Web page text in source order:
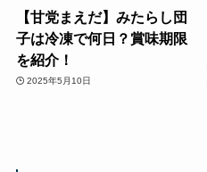
【甘党まえだ】みたらし団
子は冷凍で何日？賞味期限
を紹介！
2025年5月10日